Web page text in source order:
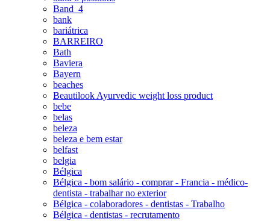
Band_4
bank
bariátrica
BARREIRO
Bath
Baviera
Bayern
beaches
Beautilook Ayurvedic weight loss product
bebe
belas
beleza
beleza e bem estar
belfast
belgia
Bélgica
Bélgica - bom salário - comprar - Francia - médico-
dentista - trabalhar no exterior
Bélgica - colaboradores - dentistas - Trabalho
Bélgica - dentistas - recrutamento